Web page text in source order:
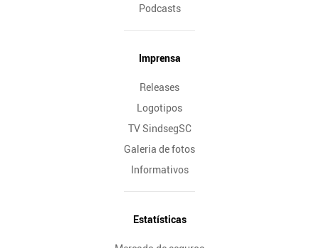
Podcasts
Imprensa
Releases
Logotipos
TV SindsegSC
Galeria de fotos
Informativos
Estatísticas